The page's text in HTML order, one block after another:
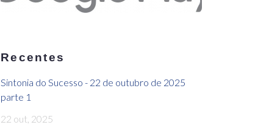
Recentes
Sintonia do Sucesso - 22 de outubro de 2025
parte 1
22 out, 2025